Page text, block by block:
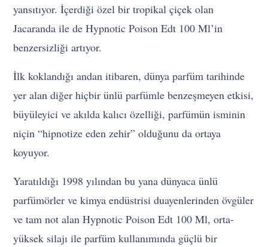
yansıtıyor. İçerdiği özel bir tropikal çiçek olan
Jacaranda ile de Hypnotic Poison Edt 100 Ml’in
benzersizliği artıyor.
İlk koklandığı andan itibaren, dünya parfüm tarihinde
yer alan diğer hiçbir ünlü parfümle benzeşmeyen etkisi,
büyüleyici ve akılda kalıcı özelliği, parfümün isminin
niçin “hipnotize eden zehir” olduğunu da ortaya
koyuyor.
Yaratıldığı 1998 yılından bu yana dünyaca ünlü
parfümörler ve kimya endüstrisi duayenlerinden övgüler
ve tam not alan Hypnotic Poison Edt 100 Ml, orta-
yüksek silajı ile parfüm kullanımında güçlü bir